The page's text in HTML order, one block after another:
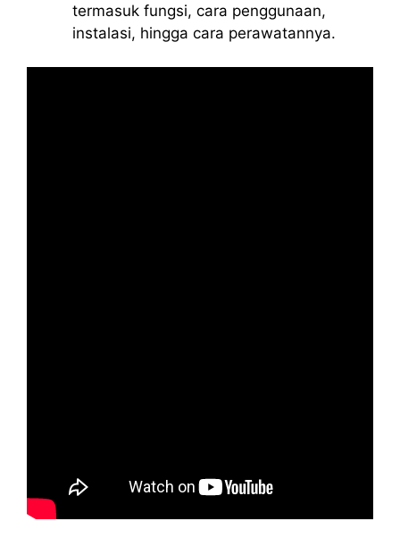
termasuk fungsi, cara penggunaan,
instalasi, hingga cara perawatannya.